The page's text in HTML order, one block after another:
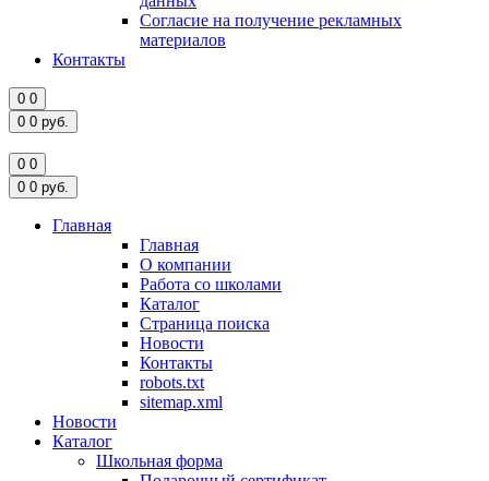
Согласие на получение рекламных
материалов
Контакты
0 0
0 0 руб.
0 0
0 0 руб.
Главная
Главная
О компании
Работа со школами
Каталог
Страница поиска
Новости
Контакты
robots.txt
sitemap.xml
Новости
Каталог
Школьная форма